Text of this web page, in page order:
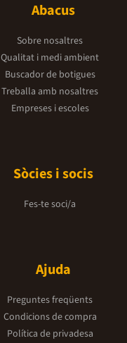
Abacus
Sobre nosaltres
Qualitat i medi ambient
Buscador de botigues
Treballa amb nosaltres
Empreses i escoles
Sòcies i socis
Fes-te soci/a
Ajuda
Preguntes freqüents
Condicions de compra
Política de privadesa